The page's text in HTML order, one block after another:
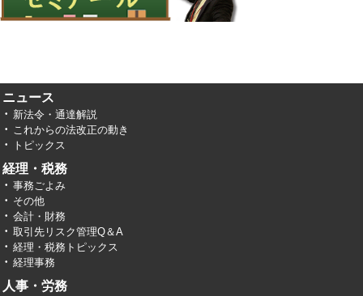
ニュース
新法令・通達解説
これからの法改正の動き
トピックス
経理・税務
事務ごよみ
その他
会計・財務
取引先リスク管理Q＆A
経理・税務トピックス
経理事務
人事・労務